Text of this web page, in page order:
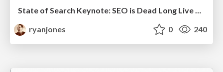
State of Search Keynote: SEO is Dead Long Live SEO
ryanjones
0 240